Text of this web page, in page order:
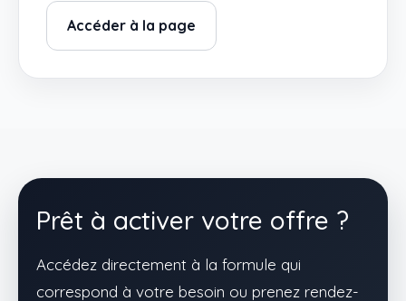
Accéder à la page
Prêt à activer votre offre ?
Accédez directement à la formule qui
correspond à votre besoin ou prenez rendez-